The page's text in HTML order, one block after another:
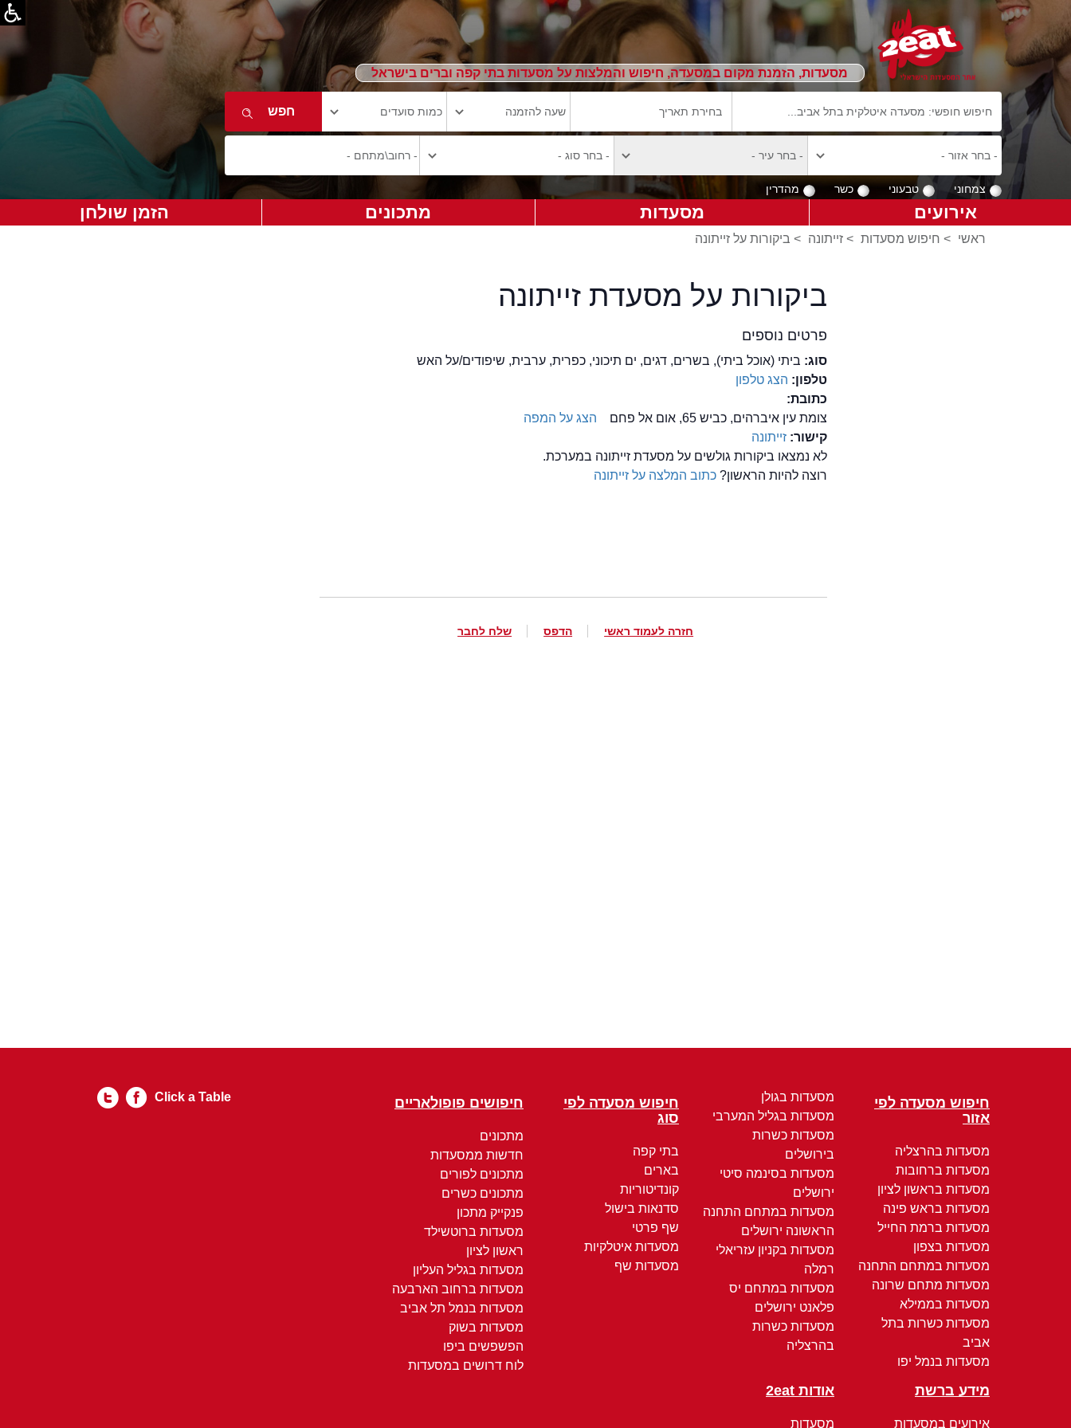
מסעדות, הזמנת מקום במסעדה, חיפוש והמלצות על מסעדות בתי קפה וברים בישראל
צמחוני טבעוני כשר מהדרין
אירועים מסעדות מתכונים הזמן שולחן
ראשי > חיפוש מסעדות > זייתונה > ביקורות על זייתונה
ביקורות על מסעדת זייתונה
פרטים נוספים
סוג: ביתי (אוכל ביתי), בשרים, דגים, ים תיכוני, כפרית, ערבית, שיפודים/על האש
טלפון: הצג טלפון
כתובת:
צומת עין איברהים, כביש 65, אום אל פחם
הצג על המפה
קישור:זייתונה
לא נמצאו ביקורות גולשים על מסעדת זייתונה במערכת.
רוצה להיות הראשון?כתוב המלצה על זייתונה
חזרה לעמוד ראשי הדפס שלח לחבר
חיפוש מסעדה לפי
אזור
מסעדות בהרצליה
מסעדות ברחובות
מסעדות בראשון לציון
מסעדות בראש פינה
מסעדות ברמת החייל
מסעדות בצפון
מסעדות במתחם התחנה
מסעדות מתחם שרונה
מסעדות בממילא
מסעדות כשרות בתל
אביב
מסעדות בנמל יפו
מסעדות בגולן
מסעדות בגליל המערבי
מסעדות כשרות
בירושלים
מסעדות בסינמה סיטי
ירושלים
מסעדות במתחם התחנה
הראשונה ירושלים
מסעדות בקניון עזריאלי
רמלה
מסעדות במתחם יס
פלאנט ירושלים
מסעדות כשרות
בהרצליה
חיפוש מסעדה לפי
סוג
בתי קפה
בארים
קונדיטוריות
סדנאות בישול
שף פרטי
מסעדות איטלקיות
מסעדות שף
חיפושים פופולאריים
מתכונים
חדשות ממסעדות
מתכונים לפורים
מתכונים כשרים
פנקייק מתכון
מסעדות ברוטשילד
ראשון לציון
מסעדות בגליל העליון
מסעדות ברחוב הארבעה
מסעדות בנמל תל אביב
מסעדות בשוק
הפשפשים ביפו
לוח דרושים במסעדות
מידע ברשת
אירועים במסעדות
אודות 2eat
מסעדות
Click a Table